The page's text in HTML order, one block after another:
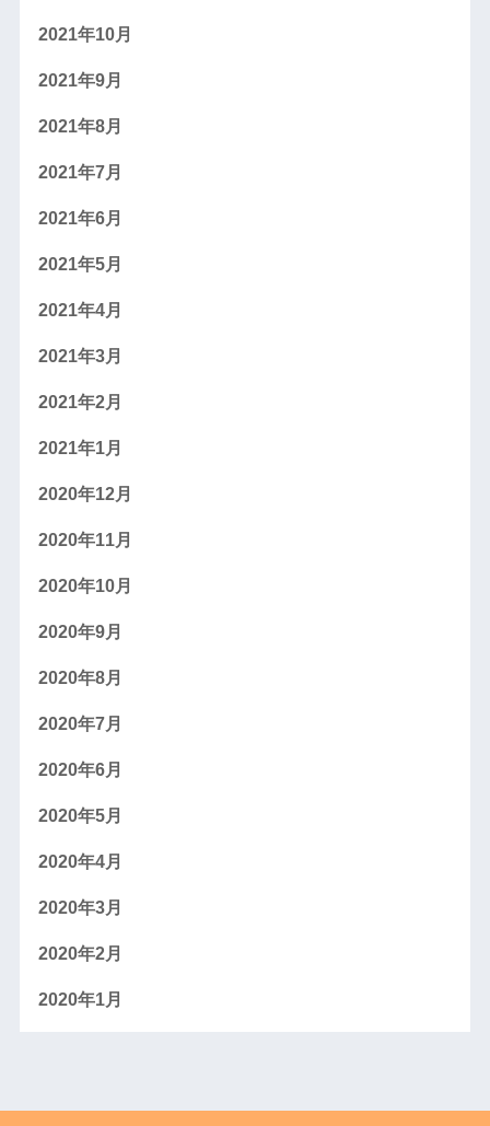
2021年10月
2021年9月
2021年8月
2021年7月
2021年6月
2021年5月
2021年4月
2021年3月
2021年2月
2021年1月
2020年12月
2020年11月
2020年10月
2020年9月
2020年8月
2020年7月
2020年6月
2020年5月
2020年4月
2020年3月
2020年2月
2020年1月